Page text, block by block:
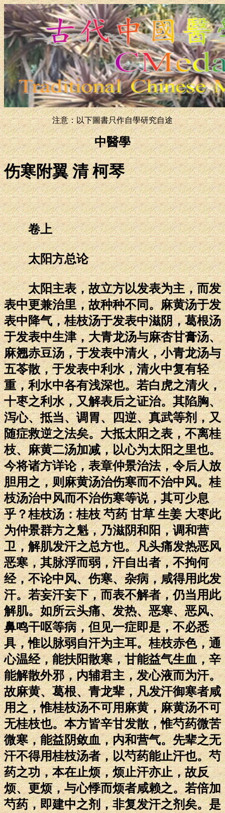
注意：以下圖書只作自學研究自途
中醫學
伤寒附翼 清 柯琴
卷上
太阳方总论
太阳主表，故立方以发表为主，而发
表中更兼治里，故种种不同。麻黄汤于发
表中降气，桂枝汤于发表中滋阴，葛根汤
于发表中生津，大青龙汤与麻杏甘膏汤、
麻翘赤豆汤，于发表中清火，小青龙汤与
五苓散，于发表中利水，清火中复有轻
重，利水中各有浅深也。若白虎之清火，
十枣之利水，又解表后之证治。其陷胸、
泻心、抵当、调胃、四逆、真武等剂，又
随症救逆之法矣。大抵太阳之表，不离桂
枝、麻黄二汤加减，以心为太阳之里也。
今将诸方详论，表章仲景治法，令后人放
胆用之，则麻黄汤治伤寒而不治中风。桂
枝汤治中风而不治伤寒等说，其可少息
乎？桂枝汤：桂枝 芍药 甘草 生姜 大枣此
为仲景群方之魁，乃滋阴和阳，调和营
卫，解肌发汗之总方也。凡头痛发热恶风
恶寒，其脉浮而弱，汗自出者，不拘何
经，不论中风、伤寒、杂病，咸得用此发
汗。若妄汗妄下，而表不解者，仍当用此
解肌。如所云头痛、发热、恶寒、恶风、
鼻鸣干呕等病，但见一症即是，不必悉
具，惟以脉弱自汗为主耳。桂枝赤色，通
心温经，能扶阳散寒，甘能益气生血，辛
能解散外邪，内辅君主，发心液而为汗。
故麻黄、葛根、青龙辈，凡发汗御寒者咸
用之，惟桂枝汤不可用麻黄，麻黄汤不可
无桂枝也。本方皆辛甘发散，惟芍药微苦
微寒，能益阴敛血，内和营气。先辈之无
汗不得用桂枝汤者，以芍药能止汗也。芍
药之功，本在止烦，烦止汗亦止，故反
烦、更烦，与心悸而烦者咸赖之。若倍加
芍药，即建中之剂，非复发汗之剂矣。是